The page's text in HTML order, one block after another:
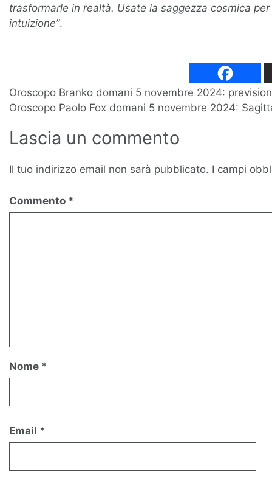
trasformarle in realtà. Usate la saggezza cosmica
intuizione”.
Navigazione
articoli
Oroscopo Branko domani 5 novembre 2024:
Oroscopo Paolo Fox domani 5 novembre 2024:
Lascia un commento
Il tuo indirizzo email non sarà pubblicato. I campi
Commento *
Nome *
Email *